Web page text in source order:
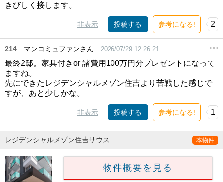
きびしく接します。
非表示 投稿する 参考になる! 2
214 マンコミュファンさん 2026/07/29 12:26:21
最終2邸。家具付きor 諸費用100万円分プレゼントになって
ますね。
先にできたレジデンシャルメゾン住吉より苦戦した感じで
すが、あと少しかな。
非表示 投稿する 参考になる! 1
レジデンシャルメゾン住吉サウス 本物件
物件概要を見る